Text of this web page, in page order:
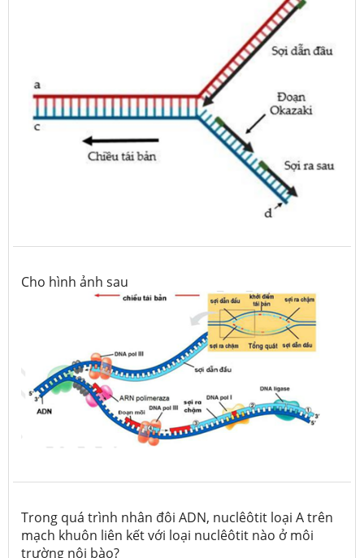
Cho hình ảnh sau
Trong quá trình nhân đôi ADN, nuclêôtit loại A trên
mạch khuôn liên kết với loại nuclêôtit nào ở môi
trường nội bào?